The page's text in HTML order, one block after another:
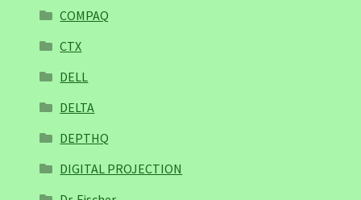
COMPAQ
CTX
DELL
DELTA
DEPTHQ
DIGITAL PROJECTION